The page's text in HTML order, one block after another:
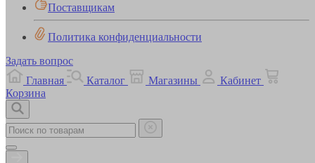
Поставщикам
Политика конфиденциальности
Задать вопрос
Главная
Каталог Магазины
Кабинет
Корзина